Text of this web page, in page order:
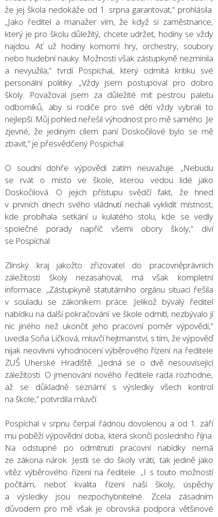
že jej škola nedokáže od 1. srpna garantovat,“ prohlásila.
„Jako ředitel a manažer vím, že když si zaměstnance,
který je pro školu důležitý, chcete udržet, hodiny se vždy
najdou. Ať už hodiny komorní hry, orchestry, soubory
nebo hudební nauky. Možnosti však zástupkyně nezmínila
a nevyužila,“ tvrdí Pospíchal, který odmítá kritiku své
personální politiky. „Vždy jsem postupoval pro dobro
školy. Považoval jsem za důležité mít pestrou paletu
odborníků, aby si rodiče pro své děti vždy vybrali to
nejlepší. Můj pohled neřešil výhodnost pro mě samého. Je
zjevné, že jediným cílem paní Doskočilové bylo se mě
zbavit,“ je přesvědčený Pospíchal.
O soudní dohře výpovědi zatím neuvažuje. „Nebudu
se rvát o místo ve škole, kterou vedou lidé jako
Doskočilová. O jejich přístupu svědčí fakt, že hned
v prvních dnech svého vládnutí nechali vyklidit místnost,
kde probíhala setkání u kulatého stolu, kde se vedly
společné porady napříč všemi obory školy,“ diví
se Pospíchal.
Zlínský kraj jakožto zřizovatel do pracovněprávních
záležitostí školy nezasahoval, má však kompletní
informace. „Zástupkyně statutárního orgánu situaci řešila
v souladu se zákoníkem práce. Jelikož bývalý ředitel
nabídku na další pokračování ve škole odmítl, nezbývalo jí
nic jiného než ukončit jeho pracovní poměr výpovědí,“
uvedla Soňa Ličková, mluvčí hejtmanství, s tím, že výpověď
nijak neovlivní vyhodnocení výběrového řízení na ředitele
ZUŠ Uherské Hradiště. „Jedná se o dvě nesouvisející
záležitosti. O jmenování nového ředitele rada rozhodne,
až se důkladně seznámí s výsledky všech kontrol
na škole,“ potvrdila mluvčí.
Pospíchal v srpnu čerpal řádnou dovolenou a od 1. září
mu poběží výpovědní doba, která skončí posledního října.
Na odstupné po odmítnutí pracovní nabídky nemá
ze zákona nárok. Jestli se do školy vrátí, tak jedině jako
vítěz výběrového řízení na ředitele. „I s touto možností
počítám, neboť kvalita řízení naší školy, úspěchy
a výsledky jsou nezpochybnitelné. Zcela zásadním
důvodem pro mě však je obrovská podpora většinové